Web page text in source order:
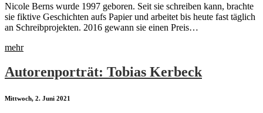
Nicole Berns wurde 1997 geboren. Seit sie schreiben kann, brachte
sie fiktive Geschichten aufs Papier und arbeitet bis heute fast täglich
an Schreibprojekten. 2016 gewann sie einen Preis…
mehr
Autorenporträt: Tobias Kerbeck
Mittwoch, 2. Juni 2021